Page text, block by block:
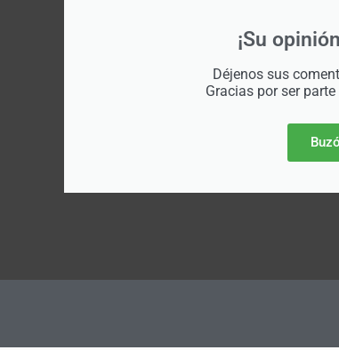
¡Su
Déjenos sus
Gracias por ser
de su negocio comercial para generar nuevos